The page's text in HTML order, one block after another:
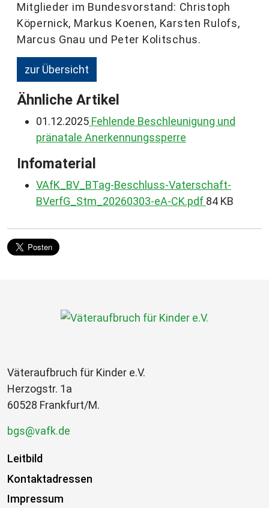
Mitglieder im Bundesvorstand: Christoph
Köpernick, Markus Koenen, Karsten Rulofs,
Marcus Gnau und Peter Kolitschus.
zur Übersicht
Ähnliche Artikel
01.12.2025 Fehlende Beschleunigung und
pränatale Anerkennungssperre
Infomaterial
VAfK_BV_BTag-Beschluss-Vaterschaft-
BVerfG_Stm_20260303-eA-CK.pdf 84 KB
Väteraufbruch für Kinder e.V.
Herzogstr. 1a
60528 Frankfurt/M.
bgs@vafk.de
Leitbild
Kontaktadressen
Impressum